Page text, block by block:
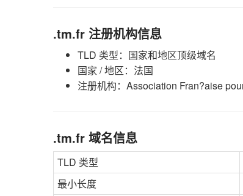
.tm.fr 注册机构信息
TLD 类型：国家和地区顶级域名
国家 / 地区：法国
注册机构：Association Fran?aise
.tm.fr 域名信息
TLD 类型
最小长度